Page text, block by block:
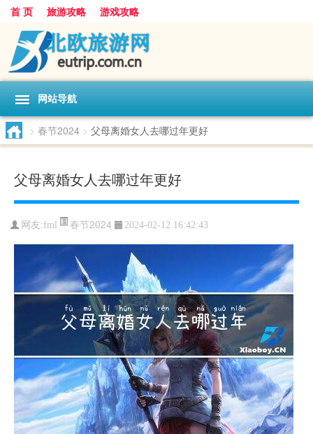
首 页 旅游攻略 游戏攻略
网站导航
> 春节2024 > 父母离婚女人去哪过年更好
父母离婚女人去哪过年更好
网友:fml 春节2024 2024-02-12 16:42:43